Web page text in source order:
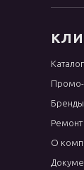
Бренды
О